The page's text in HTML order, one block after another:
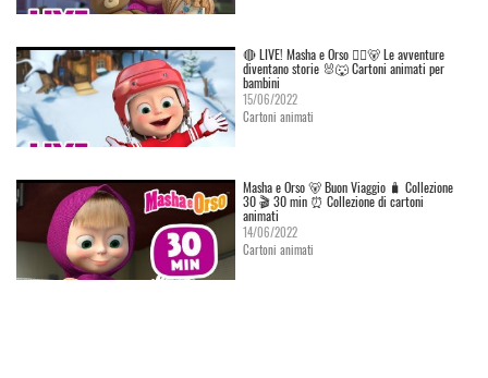
🔴 LIVE! Masha e Orso 👱‍♀️🐻 Le avventure
diventano storie 🐰🐺 Cartoni animati per
bambini
15/06/2022
Cartoni animati
Masha e Orso 🐻 Buon Viaggio 🧳 Сollezione
30 🎬 30 min ⏰ Collezione di cartoni
animati
14/06/2022
Cartoni animati